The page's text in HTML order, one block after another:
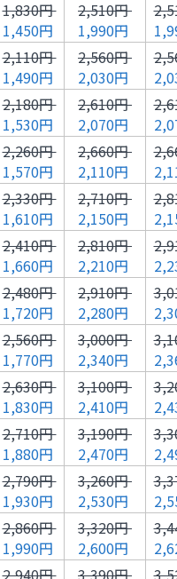
1,830円
1,450円
2,510円
1,990円
2,110円
1,490円
2,560円
2,030円
2,180円
1,530円
2,610円
2,070円
2,260円
1,570円
2,660円
2,110円
2,330円
1,610円
2,710円
2,150円
2,410円
1,660円
2,810円
2,210円
2,480円
1,720円
2,910円
2,280円
2,560円
1,770円
3,000円
2,340円
2,630円
1,830円
3,100円
2,410円
2,710円
1,880円
3,190円
2,470円
2,790円
1,930円
3,260円
2,530円
2,860円
1,990円
3,320円
2,600円
2,940円 3,390円